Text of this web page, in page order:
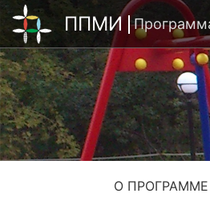
ППМИ
О ПРОГРАММЕ